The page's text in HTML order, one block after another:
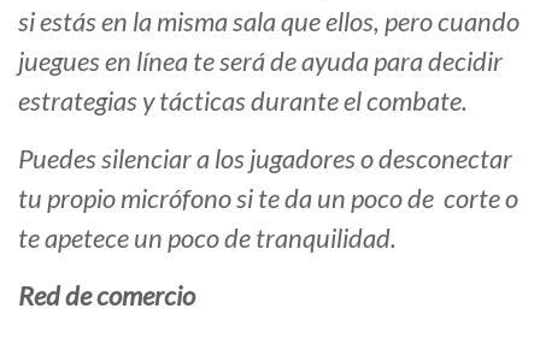
si estás en la misma sala que ellos, pero cuando
juegues en línea te será de ayuda para decidir
estrategias y tácticas durante el combate.
Puedes silenciar a los jugadores o desconectar
tu propio micrófono si te da un poco de corte o
te apetece un poco de tranquilidad.
Red de comercio